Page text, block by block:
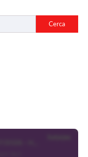
Cerca